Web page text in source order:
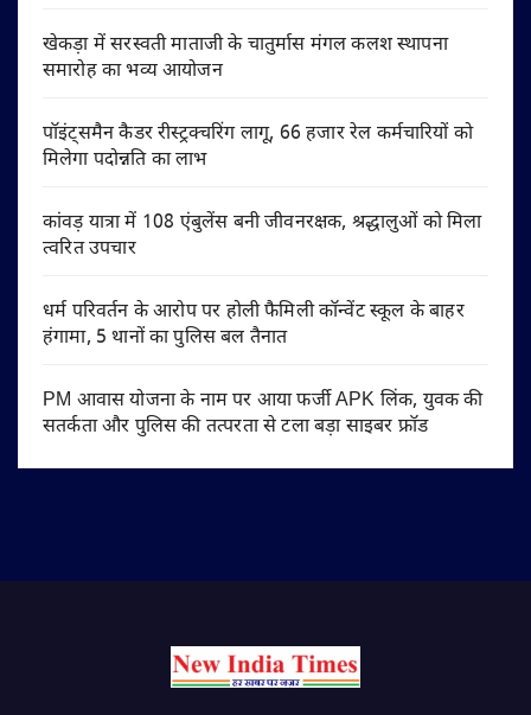
खेकड़ा में सरस्वती माताजी के चातुर्मास मंगल कलश स्थापना
समारोह का भव्य आयोजन
पॉइंट्समैन कैडर रीस्ट्रक्चरिंग लागू, 66 हजार रेल कर्मचारियों को
मिलेगा पदोन्नति का लाभ
कांवड़ यात्रा में 108 एंबुलेंस बनी जीवनरक्षक, श्रद्धालुओं को मिला
त्वरित उपचार
धर्म परिवर्तन के आरोप पर होली फैमिली कॉन्वेंट स्कूल के बाहर
हंगामा, 5 थानों का पुलिस बल तैनात
PM आवास योजना के नाम पर आया फर्जी APK लिंक, युवक की
सतर्कता और पुलिस की तत्परता से टला बड़ा साइबर फ्रॉड